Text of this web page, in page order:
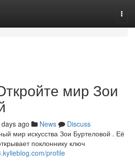
мир Зои
ago News
Discuss
мир искусства Зои Буртеловой . Её
поклоннику ключ
profile